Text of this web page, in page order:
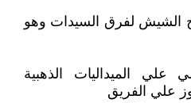
الشيش لفرق السيدات وهو
الميداليات الذهبية
علي الفريق